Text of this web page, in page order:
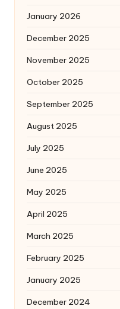
January 2026
December 2025
November 2025
October 2025
September 2025
August 2025
July 2025
June 2025
May 2025
April 2025
March 2025
February 2025
January 2025
December 2024